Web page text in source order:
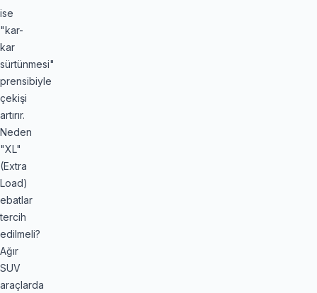
ise
"kar-
kar
sürtünmesi"
prensibiyle
çekişi
artırır.
Neden
"XL"
(Extra
Load)
ebatlar
tercih
edilmeli?
Ağır
SUV
araçlarda